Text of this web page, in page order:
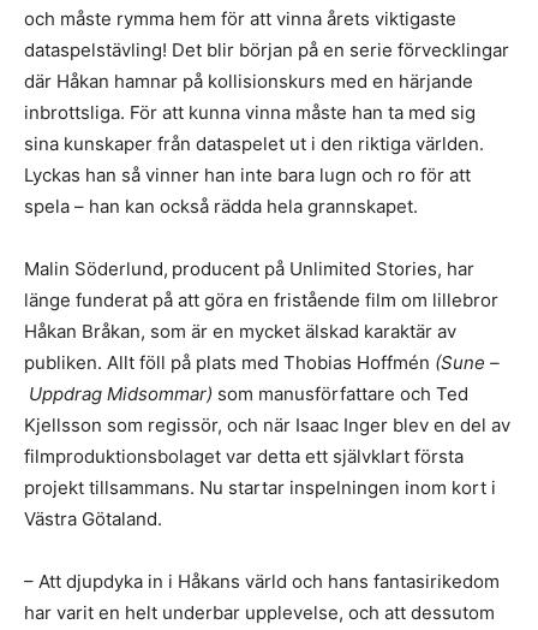
och måste rymma hem för att vinna årets viktigaste
dataspelstävling! Det blir början på en serie förvecklingar
där Håkan hamnar på kollisionskurs med en härjande
inbrottsliga. För att kunna vinna måste han ta med sig
sina kunskaper från dataspelet ut i den riktiga världen.
Lyckas han så vinner han inte bara lugn och ro för att
spela – han kan också rädda hela grannskapet.
Malin Söderlund, producent på Unlimited Stories, har
länge funderat på att göra en fristående film om lillebror
Håkan Bråkan, som är en mycket älskad karaktär av
publiken. Allt föll på plats med Thobias Hoffmén (Sune –
Uppdrag Midsommar) som manusförfattare och Ted
Kjellsson som regissör, och när Isaac Inger blev en del av
filmproduktionsbolaget var detta ett självklart första
projekt tillsammans. Nu startar inspelningen inom kort i
Västra Götaland.
– Att djupdyka in i Håkans värld och hans fantasirikedom
har varit en helt underbar upplevelse, och att dessutom